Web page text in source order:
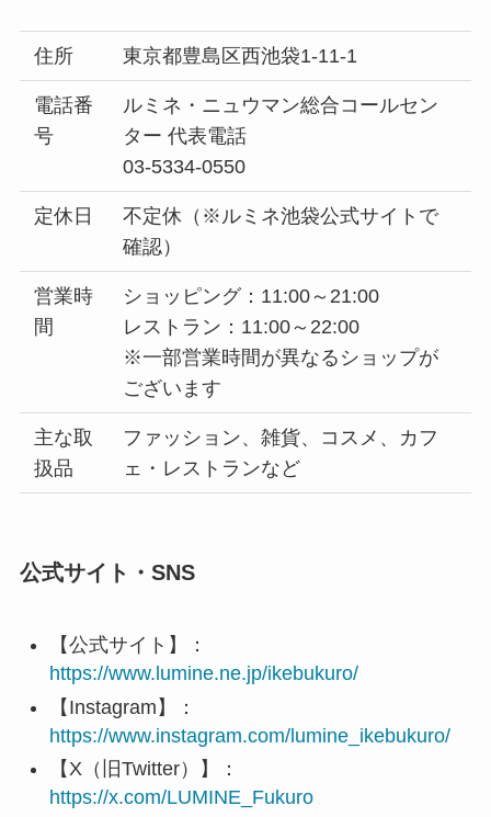
住所 東京都豊島区西池袋1-11-1
電話番
号
ルミネ・ニュウマン総合コールセン
ター 代表電話
03-5334-0550
定休日
不定休（※ルミネ池袋公式サイトで
確認）
営業時
間
ショッピング：11:00～21:00
レストラン：11:00～22:00
※一部営業時間が異なるショップが
ございます
主な取
扱品
ファッション、雑貨、コスメ、カフ
ェ・レストランなど
公式サイト・SNS
【公式サイト】：
https://www.lumine.ne.jp/ikebukuro/
【Instagram】：
https://www.instagram.com/lumine_ikebukuro/
【X（旧Twitter）】：
https://x.com/LUMINE_Fukuro